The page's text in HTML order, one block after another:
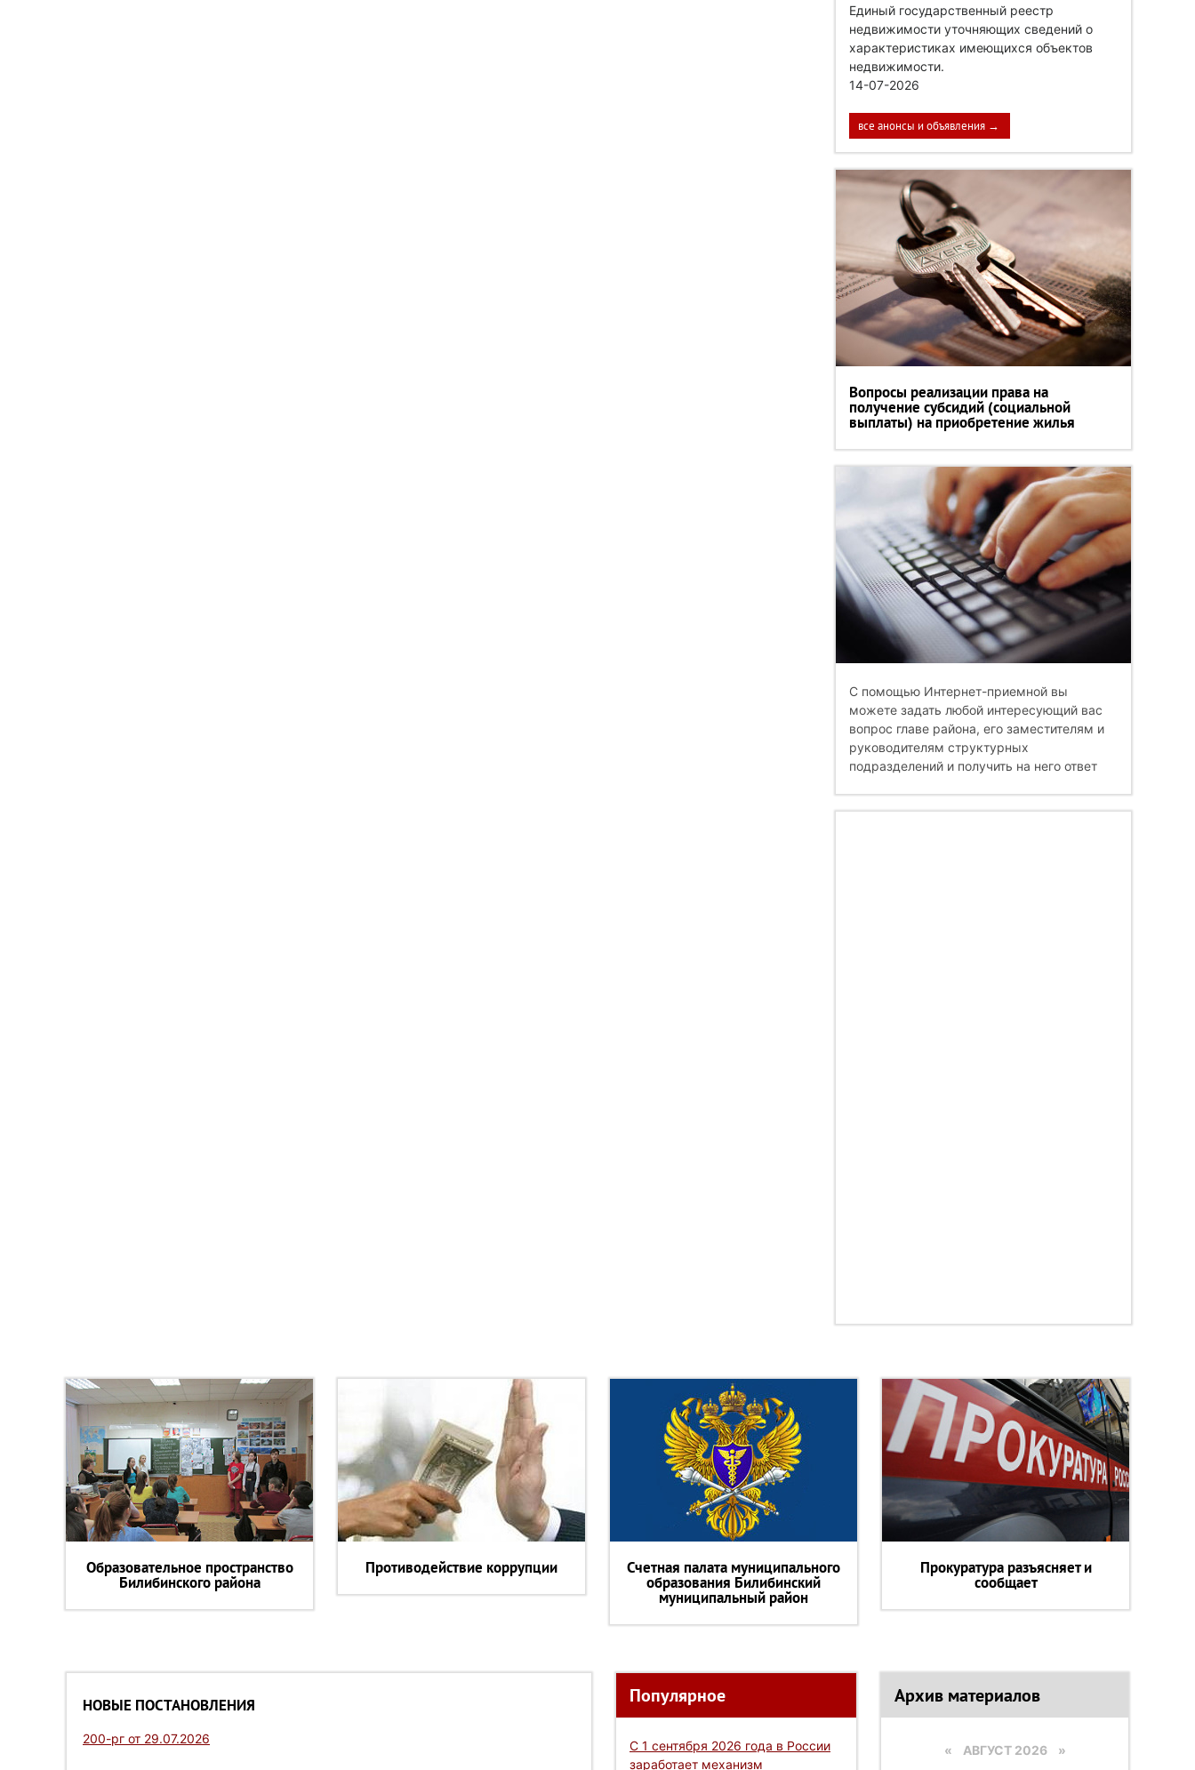
Единый государственный реестр
недвижимости уточняющих сведений о
характеристиках имеющихся объектов
недвижимости.
14-07-2026
все анонсы и объявления →
Вопросы реализации права на
получение субсидий (социальной
выплаты) на приобретение жилья
С помощью Интернет-приемной вы
можете задать любой интересующий вас
вопрос главе района, его заместителям и
руководителям структурных
подразделений и получить на него ответ
Образовательное пространство
Билибинского района
Противодействие коррупции Счетная палата муниципального
образования Билибинский
муниципальный район
Прокуратура разъясняет и
сообщает
НОВЫЕ ПОСТАНОВЛЕНИЯ
200-рг от 29.07.2026
Популярное
С 1 сентября 2026 года в России
заработает механизм
Архив материалов
« АВГУСТ 2026 »